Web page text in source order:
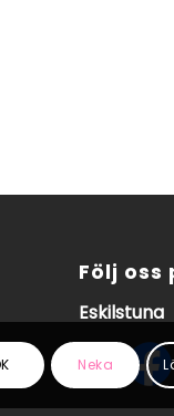
Följ oss
Eskilstuna
Neka